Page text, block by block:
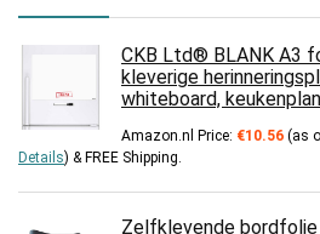
CKB Ltd® BLANK A3
kleverige
whiteboard,
Amazon.nl Price: €10.56 (as
Details) & FREE Shipping.
Zelfklevende bordfolie